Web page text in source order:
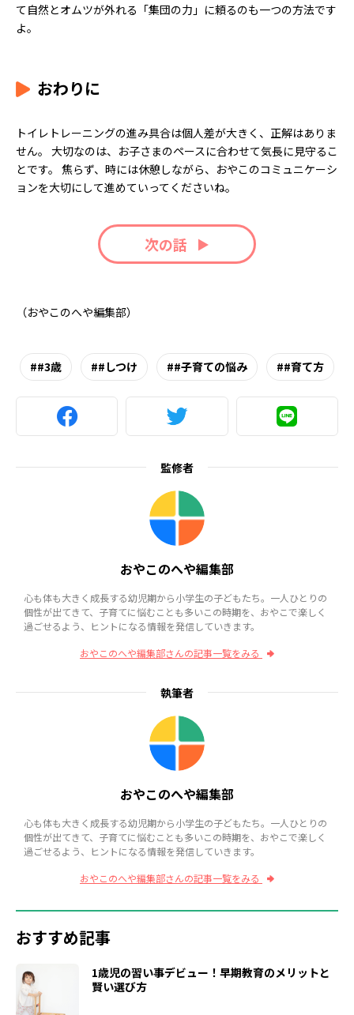
て自然とオムツが外れる「集団の力」に頼るのも一つの方法です
よ。
おわりに
トイレトレーニングの進み具合は個人差が大きく、正解はありま
せん。 大切なのは、お子さまのペースに合わせて気長に見守るこ
とです。 焦らず、時には休憩しながら、おやこのコミュニケーシ
ョンを大切にして進めていってくださいね。
次の話
（おやこのへや編集部）
#3歳 #しつけ #子育ての悩み #育て方
監修者
おやこのへや編集部
心も体も大きく成長する幼児期から小学生の子どもたち。一人ひとりの
個性が出てきて、子育てに悩むことも多いこの時期を、おやこで楽しく
過ごせるよう、ヒントになる情報を発信していきます。
おやこのへや編集部さんの記事一覧をみる
執筆者
おやこのへや編集部
心も体も大きく成長する幼児期から小学生の子どもたち。一人ひとりの
個性が出てきて、子育てに悩むことも多いこの時期を、おやこで楽しく
過ごせるよう、ヒントになる情報を発信していきます。
おやこのへや編集部さんの記事一覧をみる
おすすめ記事
1歳児の習い事デビュー！早期教育のメリットと
賢い選び方